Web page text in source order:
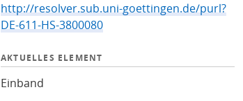
http://resolver.sub.uni-goettingen.de/purl?
DE-611-HS-3800080
AKTUELLES ELEMENT
Einband